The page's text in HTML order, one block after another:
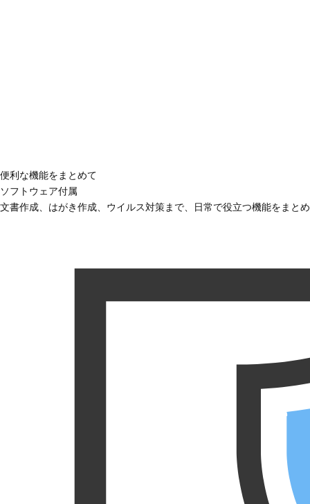
便利な機能をまとめて
ソフトウェア付属
文書作成、はがき作成、ウイルス対策まで、日常で役立つ機能をまと